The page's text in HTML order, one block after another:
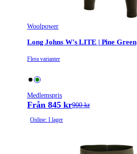
Woolpower
Long Johns W's LITE | Pine Green
Flera varianter
Medlemspris
Från 845 kr900 kr
Online: I lager